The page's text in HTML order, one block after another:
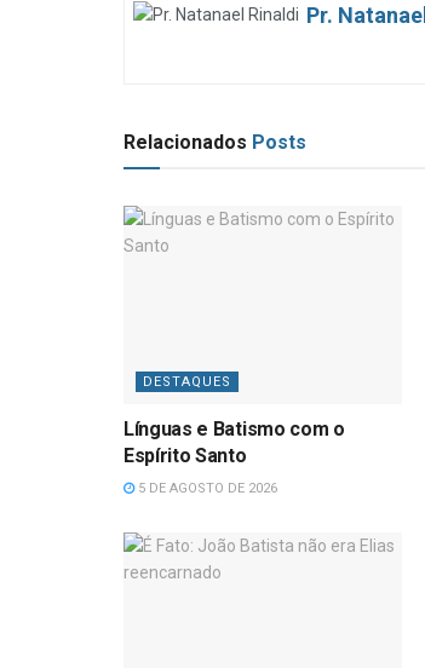
Pr.
Relacionados Posts
DESTAQUES
Línguas e Batismo com o
Espírito Santo
5 DE AGOSTO DE 2026